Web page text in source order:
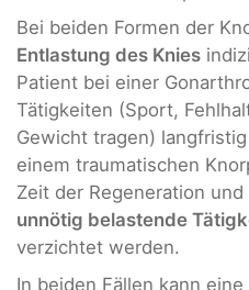
Bei beiden Formen der
Entlastung des Knies
Patient bei einer
Tätigkeiten (Sport,
Gewicht tragen)
einem traumatischen
Zeit der Regeneration
unnötig belastende
verzichtet werden.
In beiden Fällen kann eine